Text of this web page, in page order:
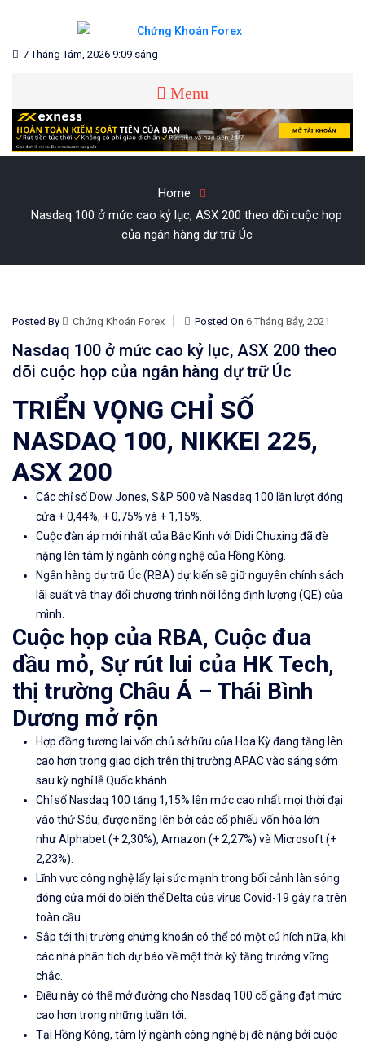
content
CHỨNG KHOÁN FOREX
Blog chia sẻ về Chứng Khoán và Forex
7 Tháng Tám, 2026 9:09 sáng
Menu
Home
Nasdaq 100 ở mức cao kỷ lục, ASX 200 theo dõi cuộc họp
của ngân hàng dự trữ Úc
Posted By Chứng Khoán Forex Posted On 6 Tháng Bảy, 2021
Nasdaq 100 ở mức cao kỷ lục, ASX 200 theo
dõi cuộc họp của ngân hàng dự trữ Úc
TRIỂN VỌNG CHỈ SỐ
NASDAQ 100, NIKKEI 225,
ASX 200
Các chỉ số Dow Jones, S&P 500 và Nasdaq 100 lần lượt đóng
cửa + 0,44%, + 0,75% và + 1,15%.
Cuộc đàn áp mới nhất của Bắc Kinh với Didi Chuxing đã đè
nặng lên tâm lý ngành công nghệ của Hồng Kông.
Ngân hàng dự trữ Úc (RBA) dự kiến ​​sẽ giữ nguyên chính sách
lãi suất và thay đổi chương trình nới lỏng định lượng (QE) của
mình.
Cuộc họp của RBA, Cuộc đua
dầu mỏ, Sự rút lui của HK Tech,
thị trường Châu Á – Thái Bình
Dương mở rộn
Hợp đồng tương lai vốn chủ sở hữu của Hoa Kỳ đang tăng lên
cao hơn trong giao dịch trên thị trường APAC vào sáng sớm
sau kỳ nghỉ lễ Quốc khánh.
Chỉ số Nasdaq 100 tăng 1,15% lên mức cao nhất mọi thời đại
vào thứ Sáu, được nâng lên bởi các cổ phiếu vốn hóa lớn
nhưAlphabet(+ 2,30%), Amazon (+ 2,27%) và Microsoft(+
2,23%).
Lĩnh vực công nghệ lấy lại sức mạnh trong bối cảnh làn sóng
đóng cửa mới do biến thể Delta của virus Covid-19 gây ra trên
toàn cầu.
Sắp tới thị trường chứng khoán có thể có một cú hích nữa, khi
các nhà phân tích dự báo về một thời kỳ tăng trưởng vững
chắc.
Điều này có thể mở đường cho Nasdaq 100 cố gắng đạt mức
cao hơn trong những tuần tới.
Tại Hồng Kông, tâm lý ngành công nghệ bị đè nặng bởi cuộc